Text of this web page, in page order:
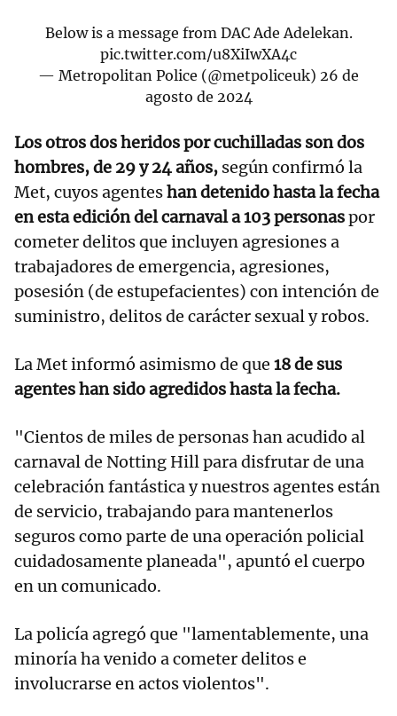
Below is a message from DAC Ade Adelekan.
pic.twitter.com/u8XiIwXA4c
— Metropolitan Police (@metpoliceuk) 26 de
agosto de 2024
Los otros dos heridos por cuchilladas son dos
hombres, de 29 y 24 años, según confirmó la
Met, cuyos agenteshan detenido hasta la fecha
en esta edición del carnaval a 103 personaspor
cometer delitos que incluyen agresiones a
trabajadores de emergencia, agresiones,
posesión (de estupefacientes) con intención de
suministro, delitos de carácter sexual y robos.
La Met informó asimismo de que 18 de sus
agentes han sido agredidos hasta la fecha.
"Cientos de miles de personas han acudido al
carnaval de Notting Hill para disfrutar de una
celebración fantástica y nuestros agentes están
de servicio, trabajando para mantenerlos
seguros como parte de una operación policial
cuidadosamente planeada", apuntó el cuerpo
en un comunicado.
La policía agregó que "lamentablemente, una
minoría ha venido a cometer delitos e
involucrarse en actos violentos".